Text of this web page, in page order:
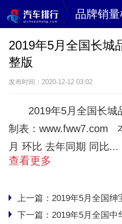
品牌销
2019年5月全国长城
整版
发布时间：2020-12-12 03:02
2019年5月全国长城
制表：www.fww7.com
月 环比 去年同期 同比...
查看更多
上一篇： 2019年5月全国绅
下一篇： 2019年5月全国中